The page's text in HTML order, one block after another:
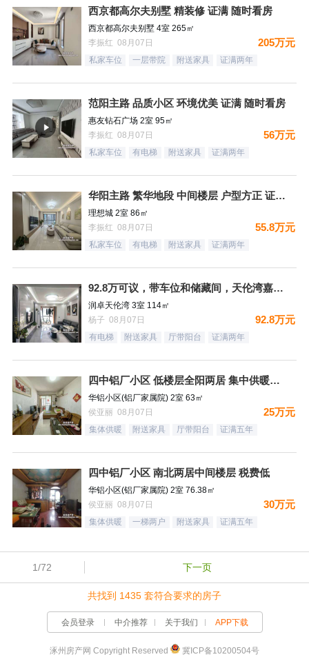
西京都高尔夫别墅 精装修 证满 随时看房
西京都高尔夫别墅 4室 265㎡
李振红 08月07日
205万元
私家车位 一层带院 附送家具 证满两年
范阳主路 品质小区 环境优美 证满 随时看房
惠友钻石广场 2室 95㎡
李振红 08月07日
56万元
私家车位 有电梯 附送家具 证满两年
华阳主路 繁华地段 中间楼层 户型方正 证满 看房方便
理想城 2室 86㎡
李振红 08月07日
55.8万元
私家车位 有电梯 附送家具 证满两年
92.8万可议，带车位和储藏间，天伦湾嘉园，三居双卫，明厨明
润卓天伦湾 3室 114㎡
杨子 08月07日
92.8万元
有电梯 附送家具 厅带阳台 证满两年
四中铝厂小区 低楼层全阳两居 集中供暖税费低
华铝小区(铝厂家属院) 2室 63㎡
侯亚丽 08月07日
25万元
集体供暖 附送家具 厅带阳台 证满五年
四中铝厂小区 南北两居中间楼层 税费低
华铝小区(铝厂家属院) 2室 76.38㎡
侯亚丽 08月07日
30万元
集体供暖 一梯两户 附送家具 证满五年
1/72 下一页
共找到 1435 套符合要求的房子
会员登录 中介推荐 关于我们 APP下载
涿州房产网 Copyright Reserved 冀ICP备10200504号